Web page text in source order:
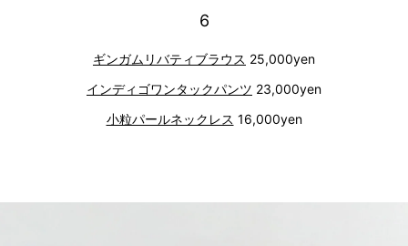
6
ギンガムリバティブラウス 25,000yen
インディゴワンタックパンツ 23,000yen
小粒パールネックレス 16,000yen